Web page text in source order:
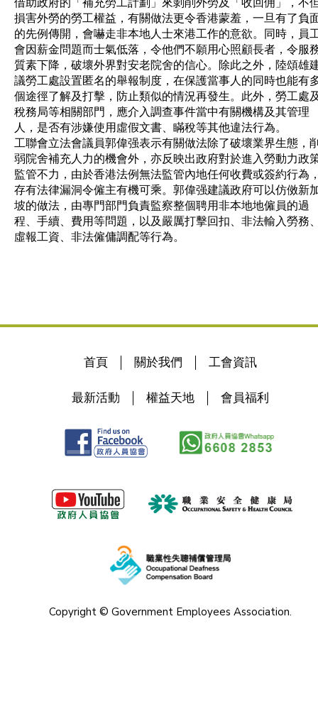
損害外勞的勞工權益，有關做法更令香港蒙羞，一旦有了負
的先例傳開，會嚇走非本地人士來港工作的意欲。同時，員
會因薪金問題而士氣低落，令他們不願用心照顧長者，令服
質素下降，破壞外界對安老院舍的信心。除此之外，陸頌雄
議勞工處設置匿名的舉報制度，在保護當事人的同時也能有
個途徑了解及打擊，防止類似的情況再發生。此外，勞工處
稅務局等相關部門，應介入調查事件當中有關機構及其管理
人，是否有涉嫌使用虛假文書、瞞稅等其他違法行為。
工聯會立法會議員郭偉强表示有關做法除了破壞業界生態，
弱院舍補充人力的機會外，亦反映出政府對於進入勞動力政
監管不力，由於香港法例無法監管內地任何收費或簽約行為
存有法律漏洞令僱主有機可乘。郭偉强建議政府可以仿傚新
坡的做法，由專門部門負責監察整個聘用非本地地僱員的過
程、手續、費用等問題，以及嚴厲打擊回扣、非法輸入勞務
虛報工資、非法僱傭調配等行為。
首頁 關於我們 工會資訊
最新活動 權益天地 會員福利
Copyright © Government Employees Association.